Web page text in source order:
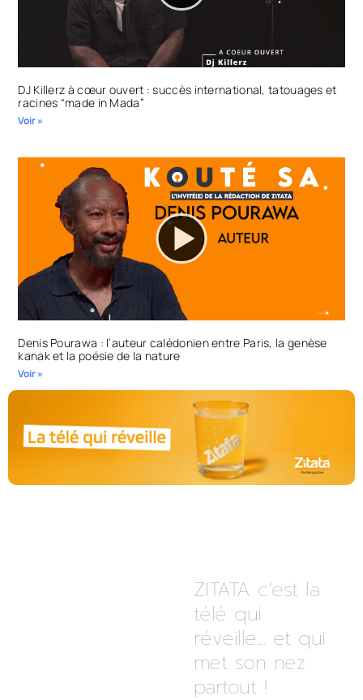
DJ Killerz à cœur ouvert : succès international, tatouages et
racines “made in Mada”
Voir »
Denis Pourawa : l’auteur calédonien entre Paris, la genèse
kanak et la poésie de la nature
Voir »
ZITATA c’est la
télé qui
réveille... et qui
met son nez
partout !